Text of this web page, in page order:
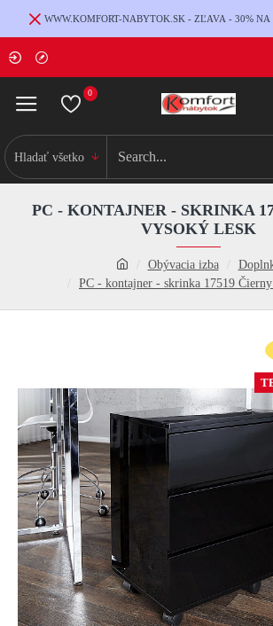
WWW.KOMFORT-NABYTOK.SK - ZĽAVA - 30%
0
Hladať všetko
Obývacia izba
PC - kontajner - skrinka 17519
PC - KONTAJNER - SKRINKA
VYSOKÝ LESK